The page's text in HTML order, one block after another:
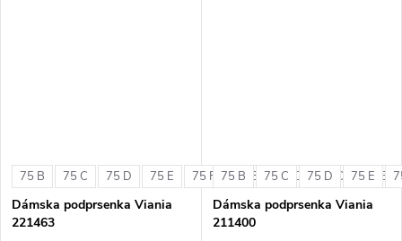
75 B 75 C 75 D 75 E 75 F 80 B 80 C 80 D 80 E
Dámska podprsenka Viania
221463
75 B 75 C 75 D 75 E
Dámska podprsenka Viania
211400